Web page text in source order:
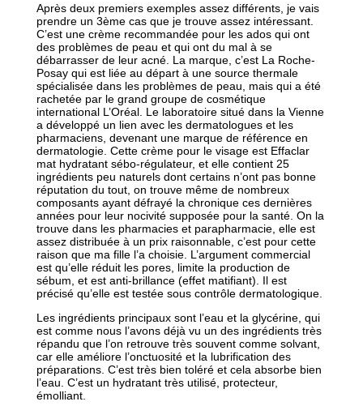
Après deux premiers exemples assez différents, je vais
prendre un 3ème cas que je trouve assez intéressant.
C’est une crème recommandée pour les ados qui ont
des problèmes de peau et qui ont du mal à se
débarrasser de leur acné. La marque, c’est La Roche-
Posay qui est liée au départ à une source thermale
spécialisée dans les problèmes de peau, mais qui a été
rachetée par le grand groupe de cosmétique
international L’Oréal. Le laboratoire situé dans la Vienne
a développé un lien avec les dermatologues et les
pharmaciens, devenant une marque de référence en
dermatologie. Cette crème pour le visage est Effaclar
mat hydratant sébo-régulateur, et elle contient 25
ingrédients peu naturels dont certains n’ont pas bonne
réputation du tout, on trouve même de nombreux
composants ayant défrayé la chronique ces dernières
années pour leur nocivité supposée pour la santé. On la
trouve dans les pharmacies et parapharmacie, elle est
assez distribuée à un prix raisonnable, c’est pour cette
raison que ma fille l’a choisie. L’argument commercial
est qu’elle réduit les pores, limite la production de
sébum, et est anti-brillance (effet matifiant). Il est
précisé qu’elle est testée sous contrôle dermatologique.
Les ingrédients principaux sont l’eau et la glycérine, qui
est comme nous l’avons déjà vu un des ingrédients très
répandu que l’on retrouve très souvent comme solvant,
car elle améliore l’onctuosité et la lubrification des
préparations. C’est très bien toléré et cela absorbe bien
l’eau. C’est un hydratant très utilisé, protecteur,
émolliant.